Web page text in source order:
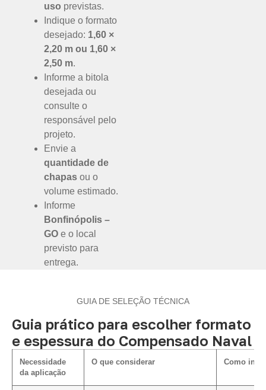
uso previstas.
Indique o formato
desejado: 1,60 ×
2,20 m ou 1,60 ×
2,50 m.
Informe a bitola
desejada ou
consulte o
responsável pelo
projeto.
Envie a
quantidade de
chapas ou o
volume estimado.
Informe
Bonfinópolis –
GO e o local
previsto para
entrega.
GUIA DE SELEÇÃO TÉCNICA
Guia prático para escolher formato
e espessura do Compensado Naval
Necessidade
da aplicação
O que considerar Como